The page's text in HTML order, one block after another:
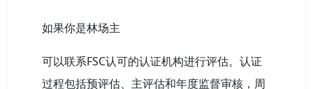
如果你是林场主
可以联系FSC认可的认证机构进行评估。认证
过程包括预评估、主评估和年度监督审核，周